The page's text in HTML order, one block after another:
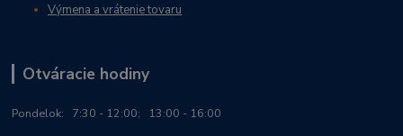
Výmena a vrátenie tovaru
Otváracie hodiny
Pondelok: 7:30 - 12:00; 13:00 - 16:00